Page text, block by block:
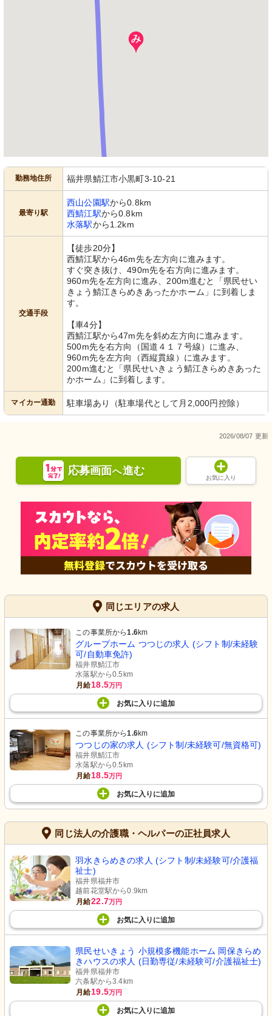
勤務地住所 福井県鯖江市小黒町3-10-21
最寄り駅
西山公園駅から0.8km
西鯖江駅から0.8km
水落駅から1.2km
交通手段
【徒歩20分】
西鯖江駅から46m先を左方向に進みます。
すぐ突き抜け、490m先を右方向に進みます。
960m先を左方向に進み、200m進むと「県民せい
きょう鯖江きらめきあったかホーム」に到着しま
す。
【車4分】
西鯖江駅から47m先を斜め左方向に進みます。
500m先を右方向（国道４１７号線）に進み、
960m先を左方向（西縦貫線）に進みます。
200m進むと「県民せいきょう鯖江きらめきあった
かホーム」に到着します。
マイカー通勤 駐車場あり（駐車場代として月2,000円控除）
2026/08/07 更新
応募画面へ進む
お気に入り
同じエリアの求人
この事業所から1.6km
グループホーム つつじの求人 (シフト制/未経験
可/自動車免許)
福井県鯖江市
水落駅から0.5km
月給18.5万円
お気に入り に追加
この事業所から1.6km
つつじの家の求人 (シフト制/未経験可/無資格可)
福井県鯖江市
水落駅から0.5km
月給18.5万円
お気に入り に追加
同じ法人の介護職・ヘルパーの正社員求人
羽水きらめきの求人 (シフト制/未経験可/介護福
祉士)
福井県福井市
越前花堂駅から0.9km
月給22.7万円
お気に入り に追加
県民せいきょう 小規模多機能ホーム 岡保きらめ
きハウスの求人 (日勤専従/未経験可/介護福祉士)
福井県福井市
六条駅から3.4km
月給19.5万円
お気に入り に追加